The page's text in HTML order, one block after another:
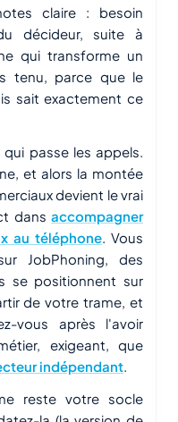
claire : besoin
décideur, suite à
qui transforme un
tenu, parce que le
sait exactement ce
passe les appels.
et alors la montée
devient le vrai
dans accompagner
au téléphone. Vous
JobPhoning, des
se positionnent sur
de votre trame, et
vous après l'avoir
exigeant, que
indépendant.
reste votre socle